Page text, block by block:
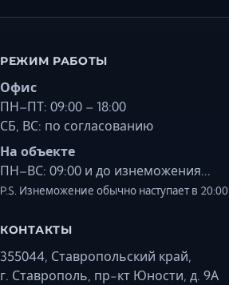
РЕЖИМ РАБОТЫ
Офис
ПН–ПТ: 09:00 – 18:00
СБ, ВС: по согласованию
На объекте
ПН–ВС: 09:00 и до изнеможения...
P.S. Изнеможение обычно наступает в 20:00
КОНТАКТЫ
355044, Ставропольский край,
г. Ставрополь, пр-кт Юности, д. 9А